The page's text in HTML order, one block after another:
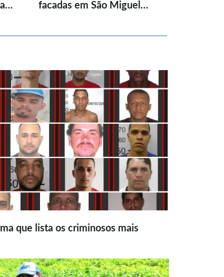
facadas em São Miguel…
que lista os criminosos mais